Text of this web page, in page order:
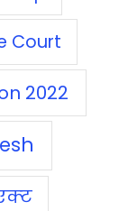
Court
2022